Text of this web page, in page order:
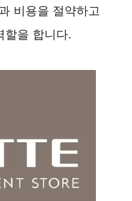
비용을 절약하고
할을 합니다.